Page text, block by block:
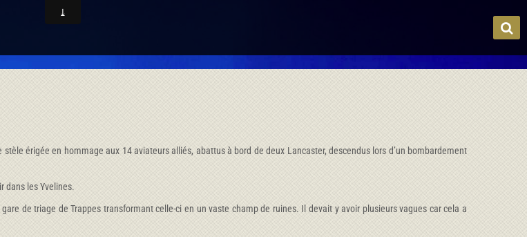
érigée en hommage aux 14 aviateurs alliés, abattus à bord de deux Lancaster, descendus lors d’un bombardement
dans les Yvelines.
de triage de Trappes transformant celle-ci en un vaste champ de ruines. Il devait y avoir plusieurs vagues car cela a